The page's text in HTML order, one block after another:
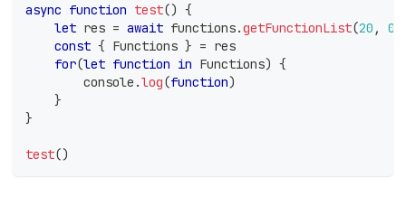
async function test() {
let res = await functions.getFunctionList(20 , 0
const { Functions } = res
for(let function in Functions) {
console .log(function)
}
}
test()